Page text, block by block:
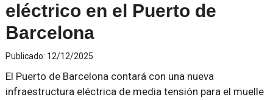
eléctrico en el Puerto de
Barcelona
Publicado: 12/12/2025
El Puerto de Barcelona contará con una nueva
infraestructura eléctrica de media tensión para el muelle